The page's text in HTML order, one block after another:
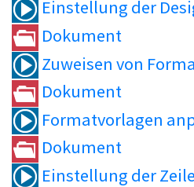
Einstellung der
Dokument
Zuweisen von
Dokument
Formatvorlagen
Dokument
Einstellung der